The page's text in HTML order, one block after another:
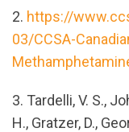
2. https://
03/CCSA-
3. Tardelli, V. S.,
H., Gratzer, D.,